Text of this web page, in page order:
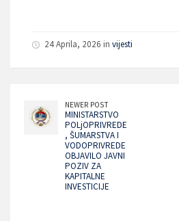
24 Aprila, 2026 in vijesti
NEWER POST
MINISTARSTVO
POLjOPRIVREDE
, ŠUMARSTVA I
VODOPRIVREDE
OBJAVILO JAVNI
POZIV ZA
KAPITALNE
INVESTICIJE